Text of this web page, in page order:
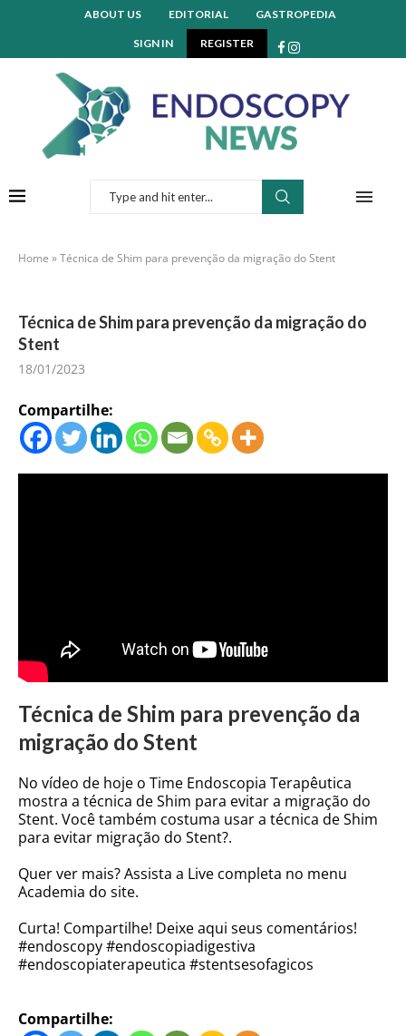
ABOUT US EDITORIAL GASTROPEDIA
SIGN IN REGISTER
Home »Técnica de Shim para prevenção da migração do Stent
Técnica de Shim para prevenção da migração do
Stent
18/01/2023
Compartilhe:
Técnica de Shim para prevenção da
migração do Stent
No vídeo de hoje o Time Endoscopia Terapêutica
mostra a técnica de Shim para evitar a migração do
Stent. Você também costuma usar a técnica de Shim
para evitar migração do Stent?.
Quer ver mais? Assista a Live completa no menu
Academia do site.
Curta! Compartilhe! Deixe aqui seus comentários!
#endoscopy #endoscopiadigestiva
#endoscopiaterapeutica #stentsesofagicos
Compartilhe: